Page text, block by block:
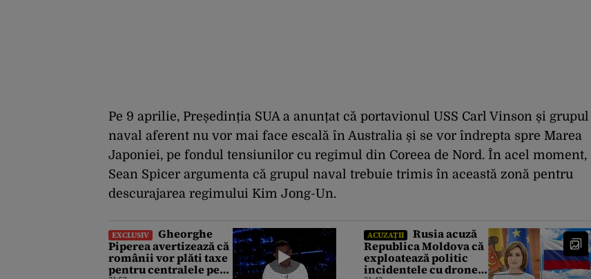
Pe 9 aprilie, Președinția SUA a anunțat că portavionul USS Carl Vinson și grupul
naval aferent nu vor mai face escală în Australia și se vor îndrepta spre Marea
Japoniei, pe fondul tensiunilor cu regimul din Coreea de Nord. În acel moment,
Sean Spicer argumenta că grupul naval trebuie trimis în această zonă pentru
descurajarea regimului Kim Jong-Un.
EXCLUSIV
Gheorghe
Piperea avertizează că
românii vor plăti taxe
pentru centralele pe
ACUZAȚII
Rusia acuză
Republica Moldova că
exploatează politic
incidentele cu drone.